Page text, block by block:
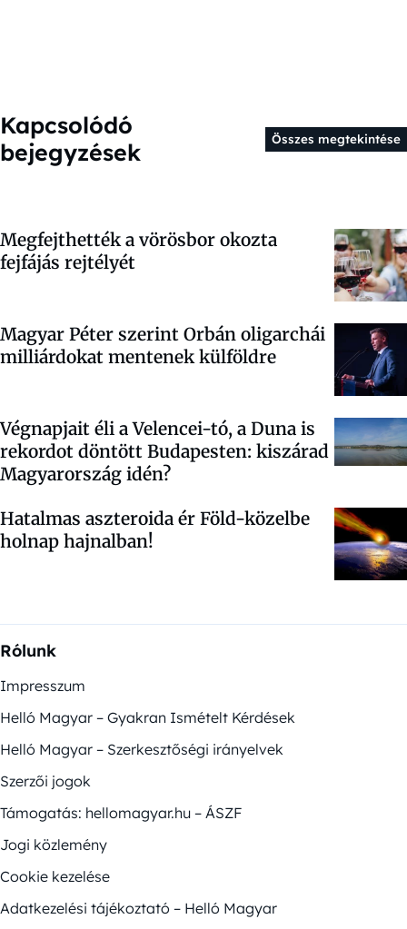
Kapcsolódó
bejegyzések
Összes megtekintése
Megfejthették a vörösbor okozta
fejfájás rejtélyét
Magyar Péter szerint Orbán oligarchái
milliárdokat mentenek külföldre
Végnapjait éli a Velencei-tó, a Duna is
rekordot döntött Budapesten: kiszárad
Magyarország idén?
Hatalmas aszteroida ér Föld-közelbe
holnap hajnalban!
Rólunk
Impresszum
Helló Magyar – Gyakran Ismételt Kérdések
Helló Magyar – Szerkesztőségi irányelvek
Szerzői jogok
Támogatás: hellomagyar.hu – ÁSZF
Jogi közlemény
Cookie kezelése
Adatkezelési tájékoztató – Helló Magyar